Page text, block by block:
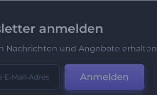
anmelden
Nachrichten und Angebote erhalten
Anmelden